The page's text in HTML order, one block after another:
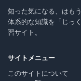
知った気になる、はもう
体系的な知識を「じっ
習サイト。
サイトメニュー
このサイトについて